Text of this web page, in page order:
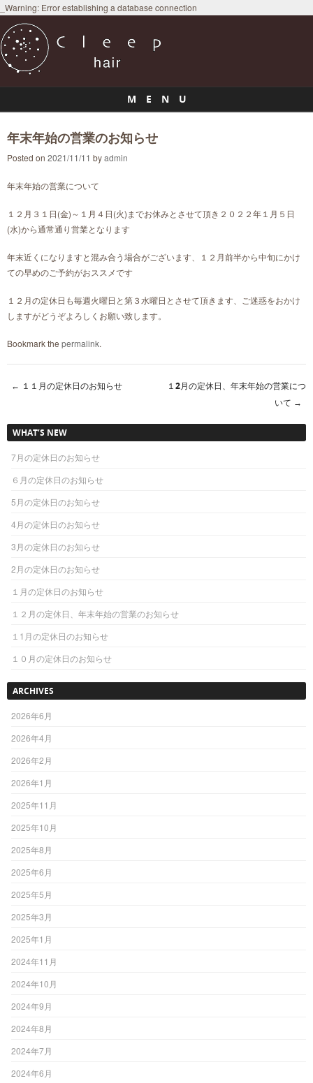
_Warning: Error establishing a database connection
M E N U
年末年始の営業のお知らせ
Posted on 2021/11/11 byadmin
年末年始の営業について
１２月３１日(金)～１月４日(火)までお休みとさせて頂き２０２２年１月５日
(水)から通常通り営業となります
年末近くになりますと混み合う場合がございます、１２月前半から中旬にかけ
ての早めのご予約がおススメです
１２月の定休日も毎週火曜日と第３水曜日とさせて頂きます、ご迷惑をおかけ
しますがどうぞよろしくお願い致します。
Bookmark the permalink.
← １１月の定休日のお知らせ
１2月の定休日、年末年始の営業につ
いて →
WHAT’S NEW
7月の定休日のお知らせ
６月の定休日のお知らせ
5月の定休日のお知らせ
4月の定休日のお知らせ
3月の定休日のお知らせ
2月の定休日のお知らせ
１月の定休日のお知らせ
１２月の定休日、年末年始の営業のお知らせ
１1月の定休日のお知らせ
１０月の定休日のお知らせ
ARCHIVES
2026年6月
2026年4月
2026年2月
2026年1月
2025年11月
2025年10月
2025年8月
2025年6月
2025年5月
2025年3月
2025年1月
2024年11月
2024年10月
2024年9月
2024年8月
2024年7月
2024年6月